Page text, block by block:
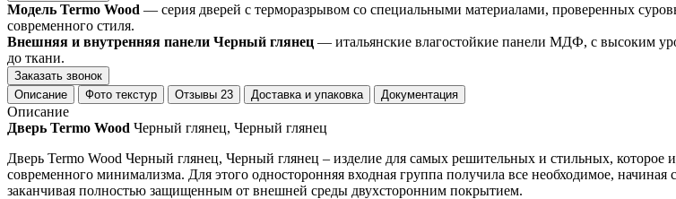
Модель Termo Wood — серия дверей с терморазрывом со специальными материалами, проверенных
современного стиля.
Внешняя и внутренняя панели Черный глянец — итальянские влагостойкие панели МДФ, с высоким
до ткани.
Заказать звонок
Описание
Фото текстур Отзывы 23 Доставка и упаковка Документация
Описание
Дверь Termo Wood Черный глянец, Черный глянец
Дверь Termo Wood Черный глянец, Черный глянец – изделие для самых решительных и стильных, которое
современного минимализма. Для этого односторонняя входная группа получила все необходимое,
заканчивая полностью защищенным от внешней среды двухсторонним покрытием.